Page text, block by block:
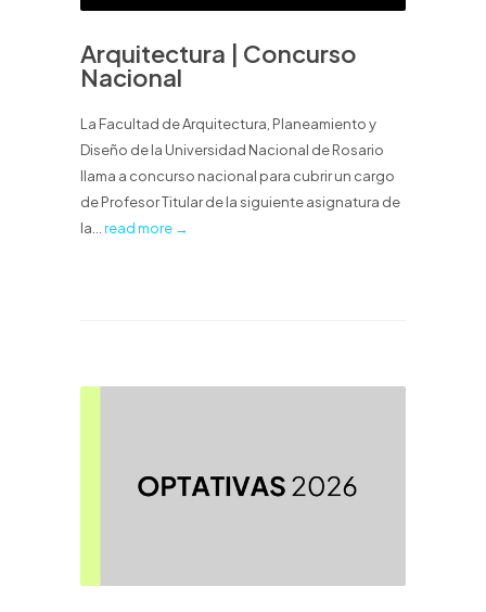
Arquitectura | Concurso
Nacional
La Facultad de Arquitectura, Planeamiento y
Diseño de la Universidad Nacional de Rosario
llama a concurso nacional para cubrir un cargo
de Profesor Titular de la siguiente asignatura de
la... read more →